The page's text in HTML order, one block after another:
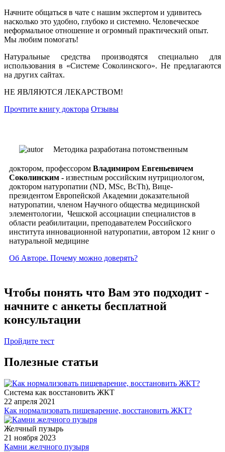
Начните общаться в чате с нашим экспертом и удивитесь
насколько это удобно, глубоко и системно. Человеческое
неформальное отношение и огромный практический опыт.
Мы любим помогать!
Натуральные средства производятся специально для
использования в «Системе Соколинского». Не предлагаются
на других сайтах.
НЕ ЯВЛЯЮТСЯ ЛЕКАРСТВОМ!
Прочтите книгу доктора Отзывы
Методика разработана потомственным
доктором, профессором Владимиром Евгеньевичем
Соколинским - известным российским нутрициологом,
доктором натуропатии (ND, MSc, ВсTh), Вице-
президентом Европейской Академии доказательной
натуропатии, членом Научного общества медицинской
элементологии, Чешской ассоциации специалистов в
области реабилитации, преподавателем Российского
института инновационной натуропатии, автором 12 книг о
натуральной медицине
Об Авторе. Почему можно доверять?
Чтобы понять что Вам это подходит -
начните с анкеты бесплатной
консультации
Пройдите тест
Полезные статьи
Система как восстановить ЖКТ
22 апреля 2021
Как нормализовать пищеварение, восстановить ЖКТ?
Желчный пузырь
21 ноября 2023
Камни желчного пузыря